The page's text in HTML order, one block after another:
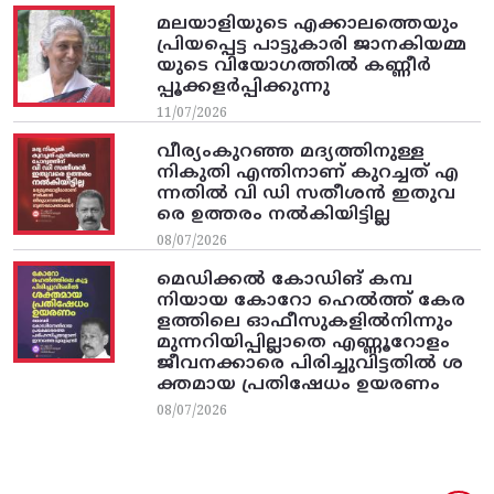
മലയാളിയുടെ എക്കാലത്തെയും
പ്രിയപ്പെട്ട പാട്ടുകാരി ജാനകിയമ്മ
യുടെ വിയോഗത്തിൽ കണ്ണീർ
പ്പൂക്കളർപ്പിക്കുന്നു
11/07/2026
വീര്യംകുറഞ്ഞ മദ്യത്തിനുള്ള
നികുതി എന്തിനാണ് കുറച്ചത് എ
ന്നതിൽ വി ഡി സതീശൻ ഇതുവ
രെ ഉത്തരം നൽകിയിട്ടില്ല
08/07/2026
മെഡിക്കൽ കോഡിങ് കമ്പ
നിയായ കോറോ ഹെൽത്ത് കേര
ളത്തിലെ ഓഫീസുകളിൽനിന്നും
മുന്നറിയിപ്പില്ലാതെ എണ്ണൂറോളം
ജീവനക്കാരെ പിരിച്ചുവിട്ടതിൽ‌ ശ
ക്തമായ പ്രതിഷേധം ഉയരണം
08/07/2026